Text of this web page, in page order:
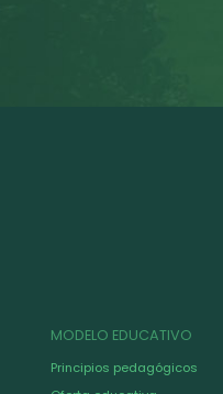
MODELO EDUCATIVO
Principios pedagógicos